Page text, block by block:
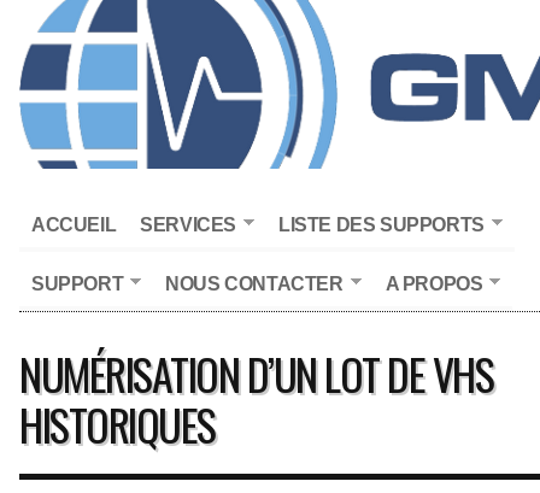
ACCUEIL SERVICES LISTE DES SUPPORTS
SUPPORT NOUS CONTACTER A PROPOS
NUMÉRISATION D’UN LOT DE VHS
HISTORIQUES